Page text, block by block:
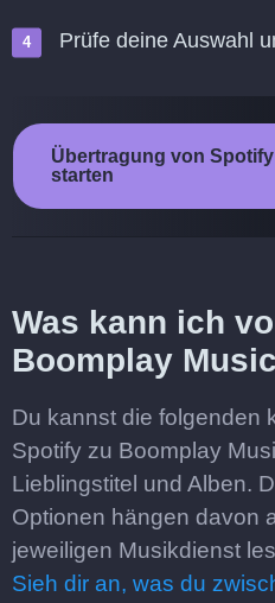
Prüfe deine Auswahl
Übertragung von
starten
Was kann ich
Boomplay
Du kannst die folgenden
Spotify zu Boomplay
Lieblingstitel und Alben.
Optionen hängen davon
jeweiligen Musikdienst
Sieh dir an, was du